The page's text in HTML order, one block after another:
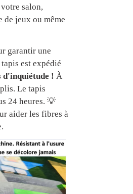
salon,
de jeux ou même
garantir une
est expédié
d'inquiétude ! À
Le tapis
24 heures. 💡
aider les fibres à